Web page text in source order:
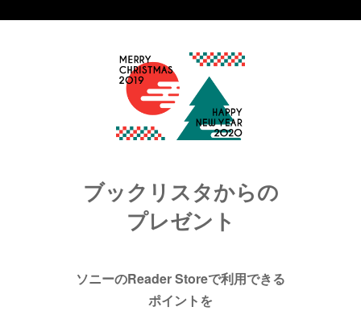
ブックリスタからの
プレゼント
ソニーのReader Storeで利用できる
ポイントを